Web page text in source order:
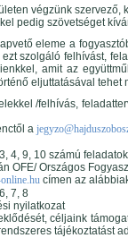
végzünk
pedig szövetséget
eleme a
szolgáló felhívást,
amit az
eljuttatásával tehet
/felhívás,
a
4, 9, 10 számú feladatok
OFE/ Országos
címen az
7, 8
nyilatkozat
céljaink
tájékoztatást